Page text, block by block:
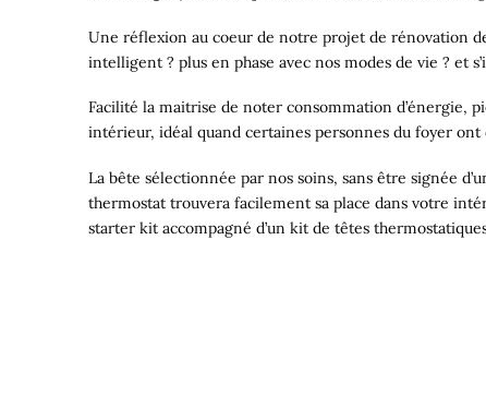
Une réflexion au coeur de notre projet de rénovation
intelligent ? plus en phase avec nos modes de vie ? et
Facilité la maitrise de noter consommation d’énergie,
intérieur, idéal quand certaines personnes du foyer
La bête sélectionnée par nos soins, sans être signée
thermostat trouvera facilement sa place dans votre
starter kit accompagné d’un kit de têtes